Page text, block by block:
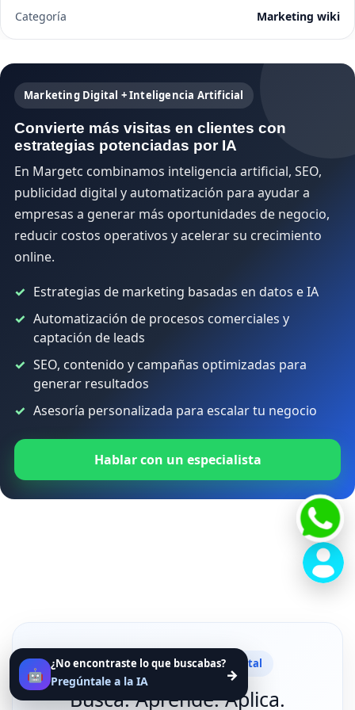
🤖
¿No encontraste lo que buscabas?
Pregúntale a la IA →
Categoría Marketing wiki
Marketing Digital + Inteligencia Artificial
Convierte más visitas en clientes con
estrategias potenciadas por IA
En Margetc combinamos inteligencia artificial, SEO,
publicidad digital y automatización para ayudar a
empresas a generar más oportunidades de negocio,
reducir costos operativos y acelerar su crecimiento
online.
Estrategias de marketing basadas en datos e IA
Automatización de procesos comerciales y
captación de leads
SEO, contenido y campañas optimizadas para
generar resultados
Asesoría personalizada para escalar tu negocio
Hablar con un especialista
Diccionario de Marketing Digital
Busca. Aprende. Aplica.